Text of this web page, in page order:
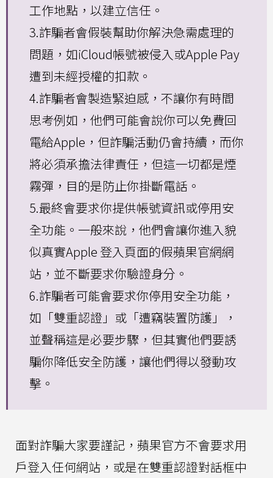
工作地點，以建立信任。
3.詐騙者會假裝幫助你解決急需處理的
問題，如iCloud帳號被侵入或Apple Pay
遭到未經授權的扣款。
4.詐騙者會製造緊迫感，不讓你有時間
思考例如，他們可能會說你可以免費回
電給Apple，但詐騙活動仍會持續，而你
將必須承擔法律責任，但這一切都是煙
霧彈，目的是防止你掛斷電話。
5.最終會要求你提供帳號資訊或停用安
全功能。一般來說，他們會讓你進入貌
似真實Apple 登入頁面的假蘋果官網網
站，並不斷要求你驗證身分。
6.詐騙者可能會要求你停用安全功能，
如「雙重認證」或「遭竊裝置防護」，
並聲稱這是必要步驟，但其實他們要誘
騙你降低安全防護，讓他們得以發動攻
擊。
面對詐騙大家要謹記，蘋果官方不會要求用
戶登入任何網站，或是在雙重認證對話框中